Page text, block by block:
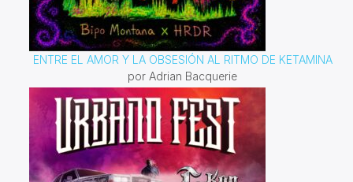
ENTRE EL AMOR Y LA OBSESIÓN AL RITMO DE KETAMINA
por Adrian Bacquerie